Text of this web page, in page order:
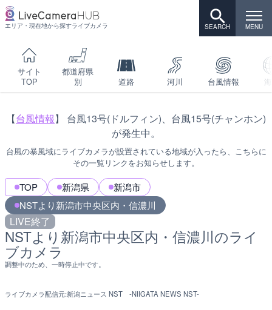
エリア・現在地から探すライブカメラ
サイト
TOP
都道府県
別
道路 河川 台風情報
【台風情報】 台風13号(ドルフィン)、台風15号(チャンホン)
が発生中。
台風の暴風域にライブカメラが設置されている地域が入ったら、こちらに
その一覧リンクをお知らせします。
TOP 新潟県
新潟市
NSTより新潟市中央区内・信濃川
LIVE終了
NSTより新潟市中央区内・信濃川のライ
ブカメラ
調整中のため、一時停止中です。
ライブカメラ配信元:新潟ニュース NST -NIIGATA NEWS NST-